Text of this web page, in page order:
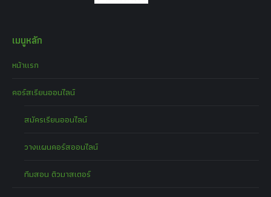
เมนูหลัก
หน้าแรก
คอร์สเรียนออนไลน์
สมัครเรียนออนไลน์
วางแผนคอร์สออนไลน์
ทีมสอน ติวมาสเตอร์